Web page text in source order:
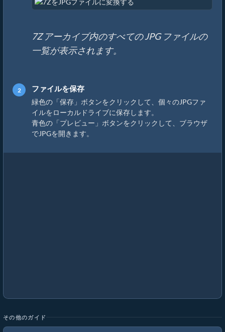
7Z アーカイブ内のすべての JPG ファイルの
一覧が表示されます。
ファイルを保存
緑色の「保存」ボタンをクリックして、個々のJPGファ
イルをローカルドライブに保存します。
青色の「プレビュー」ボタンをクリックして、ブラウザ
でJPGを開きます。
その他のガイド